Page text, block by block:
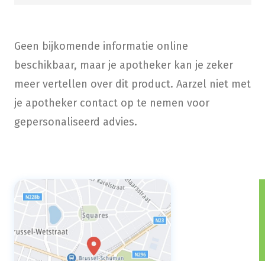
Geen bijkomende informatie online
beschikbaar, maar je apotheker kan je zeker
meer vertellen over dit product. Aarzel niet met
je apotheker contact op te nemen voor
gepersonaliseerd advies.